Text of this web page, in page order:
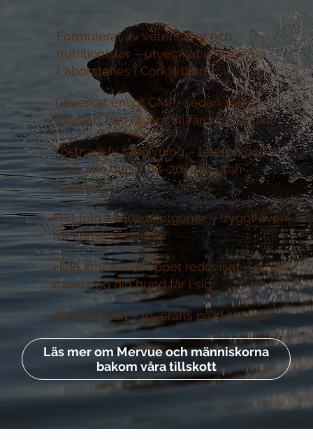
Formulerat av veterinärer och
nutritionister –utvecklat av Mervue
Laboratories i Cork, Irland
Tillverkat enligt GMP+ sedan 1986 –
spårbart från råvara till färdig produkt
Kostnadsfri rådgivning –telefon och
mejl, alla dagar 08–20, helt utan
köpkrav
Läs mer om Mervue och människorna
bakom våra tillskott
Fritt från kända allergener –tryggt även
för känsliga hundar
Hela innehållet öppet redovisat –du ser
exakt vad din hund får i sig
Alltid fri frakt –leverans på 1–3 dagar